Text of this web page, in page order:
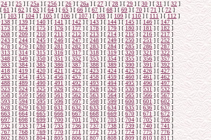
24] [ 25 ] [ 25а ] [25б] [26] [26a ] [27 ] [28] [29 ] [30] [31] [ 32 ]
[ 61] [ 62] [ 63 ] [ 64] [65 ] [66] [67] [68] [69] [70] [71 ] [72]
[ 103 ] [ 104 ] [ 105 ] [ 106] [ 107] [108 ] [109 ] [ 110] [ 111 ] [ 112 ]
138 ] [139 ] [ 140 ] [ 141 ] [142 ] [143 ] [144 ] [ 145 ] [ 146] [ 147]
173] [174] [175 ] [176] [ 177 ] [ 178] [ 179 ] [180 ] [181] [ 182]
208 ] [209 ] [ 210 ] [211] [ 212] [ 213] [ 214 ] [215] [ 216 ] [ 217]
243] [ 244 ] [245] [ 246 ] [247] [248 ] [ 249] [250 ] [ 251] [252 ]
278] [ 279] [280] [ 281 ] [ 282 ] [283] [ 284 ] [285 ] [286 ] [287]
313 ] [314] [ 315 ] [316 ] [317] [ 318] [ 319] [ 320] [321 ] [ 322]
348 ] [ 349] [ 350 ] [ 351] [352 ] [353 ] [354] [ 355 ] [356] [ 357 ]
383] [384 ] [385 ] [ 386] [387 ] [388] [ 389] [390] [ 391] [ 392]
418 ] [419 ] [420] [421] [ 422] [ 423] [ 424 ] [425] [426 ] [ 427]
453 ] [454 ] [455] [ 456] [457] [458] [ 459 ] [ 460 ] [461 ] [462]
488] [ 489] [490] [ 491 ] [ 492 ] [ 493 ] [ 494] [495 ] [496 ] [497]
523 ] [524 ] [ 525 ] [526] [ 527] [528] [529 ] [ 530] [531] [ 532]
558] [ 559] [ 560 ] [561] [ 562 ] [563 ] [ 564] [ 565 ] [566] [ 567 ]
593] [594 ] [595 ] [596 ] [597 ] [598] [599] [600 ] [601] [ 602]
628] [ 629 ] [630 ] [631] [ 632] [ 633] [634 ] [635] [636] [ 637 ]
663 ] [664 ] [ 665] [ 666] [667] [ 668 ] [ 669 ] [ 670 ] [ 671 ] [672]
697] [ 698 ] [ 699] [ 700 ] [ 701] [ 702 ] [ 703] [704 ] [ 705] [706]
732 ] [733] [734 ] [735] [736] [737] [738 ] [ 739] [740] [ 741]
767] [ 768] [ 769 ] [770] [ 771 ] [772 ] [ 773] [ 774 ] [775 ] [ 776 ]
802] [803 ] [ 804 ] [805 ] [806] [ 807] [808] [809] [810] [ 811 ]